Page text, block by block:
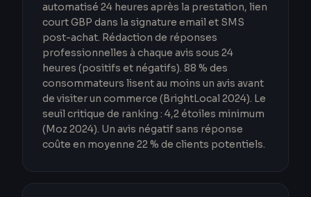
automatisé 24 heures après la prestation, lien
court GBP dans la signature email et SMS
post-achat. Rédaction de réponses
professionnelles à chaque avis sous 24
heures (positifs et négatifs). 88 % des
consommateurs lisent au moins un avis avant
de visiter un commerce (BrightLocal 2024). Le
seuil critique de ranking : 4,2 étoiles minimum
(Moz 2024). Un avis négatif sans réponse
coûte en moyenne 22 % de clients potentiels.